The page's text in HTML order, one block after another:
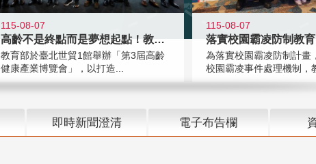
115-08-07
高齡不是終點而是夢想起點！教育部打
教育部於臺北世貿1館舉辦「第3屆高齡
健康產業博覽會」，以打造...
115-08-07
為落實校園霸凌防制計畫
校園霸凌事件處理機制，
即時新聞澄清 電子布告欄